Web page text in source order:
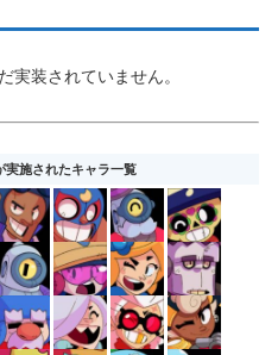
実装されていません。
実施されたキャラ一覧